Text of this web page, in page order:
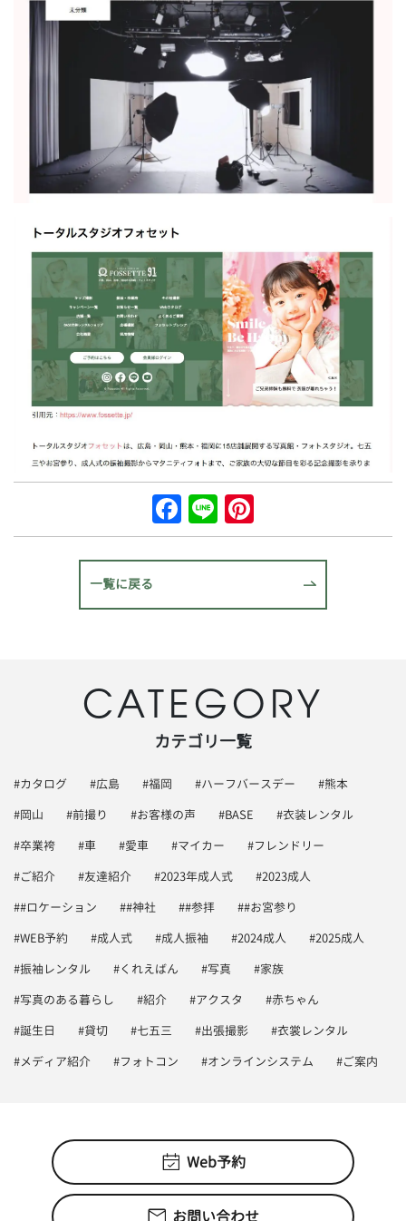
Facebook
Line
一覧に戻る
カテゴリ一覧
CATEGORY
#カタログ #広島 #福岡 #ハーフバースデー
#熊本
#岡山
#前撮り #お客様の声 #BASE
#衣装レンタル
#卒業袴
#車 #愛車 #マイカー
#フレンドリー
#ご紹介
#友達紹介 #2023年成人式
#2023成人
##ロケーション
##神社 ##参拝
##お宮参り
#WEB予約
#成人式 #成人振袖 #2024成人
#2025成人
#振袖レンタル
#くれえばん #写真
#家族
#写真のある暮らし
#紹介 #アクスタ
#赤ちゃん
#誕生日
#貸切 #七五三 #出張撮影
#衣裳レンタル
#メディア紹介
#フォトコン #オンラインシステム #ご案内
Web予約
お問い合わせ